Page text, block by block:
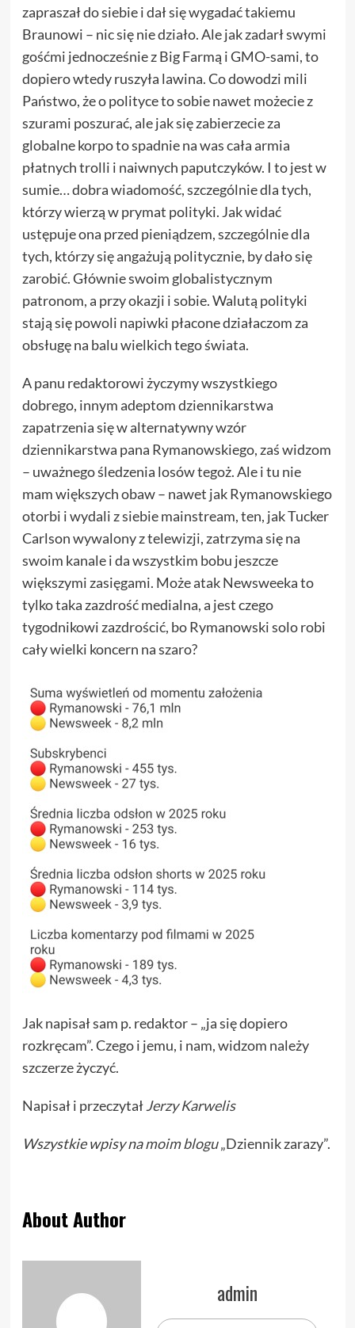
zapraszał do siebie i dał się wygadać takiemu
Braunowi – nic się nie działo. Ale jak zadarł swymi
gośćmi jednocześnie z Big Farmą i GMO-sami, to
dopiero wtedy ruszyła lawina. Co dowodzi mili
Państwo, że o polityce to sobie nawet możecie z
szurami poszurać, ale jak się zabierzecie za
globalne korpo to spadnie na was cała armia
płatnych trolli i naiwnych paputczyków. I to jest w
sumie… dobra wiadomość, szczególnie dla tych,
którzy wierzą w prymat polityki. Jak widać
ustępuje ona przed pieniądzem, szczególnie dla
tych, którzy się angażują politycznie, by dało się
zarobić. Głównie swoim globalistycznym
patronom, a przy okazji i sobie. Walutą polityki
stają się powoli napiwki płacone działaczom za
obsługę na balu wielkich tego świata.
A panu redaktorowi życzymy wszystkiego
dobrego, innym adeptom dziennikarstwa
zapatrzenia się w alternatywny wzór
dziennikarstwa pana Rymanowskiego, zaś widzom
– uważnego śledzenia losów tegoż. Ale i tu nie
mam większych obaw – nawet jak Rymanowskiego
otorbi i wydali z siebie mainstream, ten, jak Tucker
Carlson wywalony z telewizji, zatrzyma się na
swoim kanale i da wszystkim bobu jeszcze
większymi zasięgami. Może atak Newsweeka to
tylko taka zazdrość medialna, a jest czego
tygodnikowi zazdrościć, bo Rymanowski solo robi
cały wielki koncern na szaro?
Jak napisał sam p. redaktor – „ja się dopiero
rozkręcam”. Czego i jemu, i nam, widzom należy
szczerze życzyć.
Napisał i przeczytałJerzy Karwelis
Wszystkie wpisy namoim blogu„Dziennik zarazy”.
About Author
admin